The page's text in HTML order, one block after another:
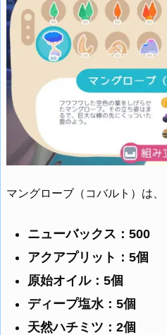
マングローブ（コバルト）は、
ニューバックス：500
アクアプリット：5個
原始オイル：5個
ディープ塩水：5個
天然ハチミツ：2個